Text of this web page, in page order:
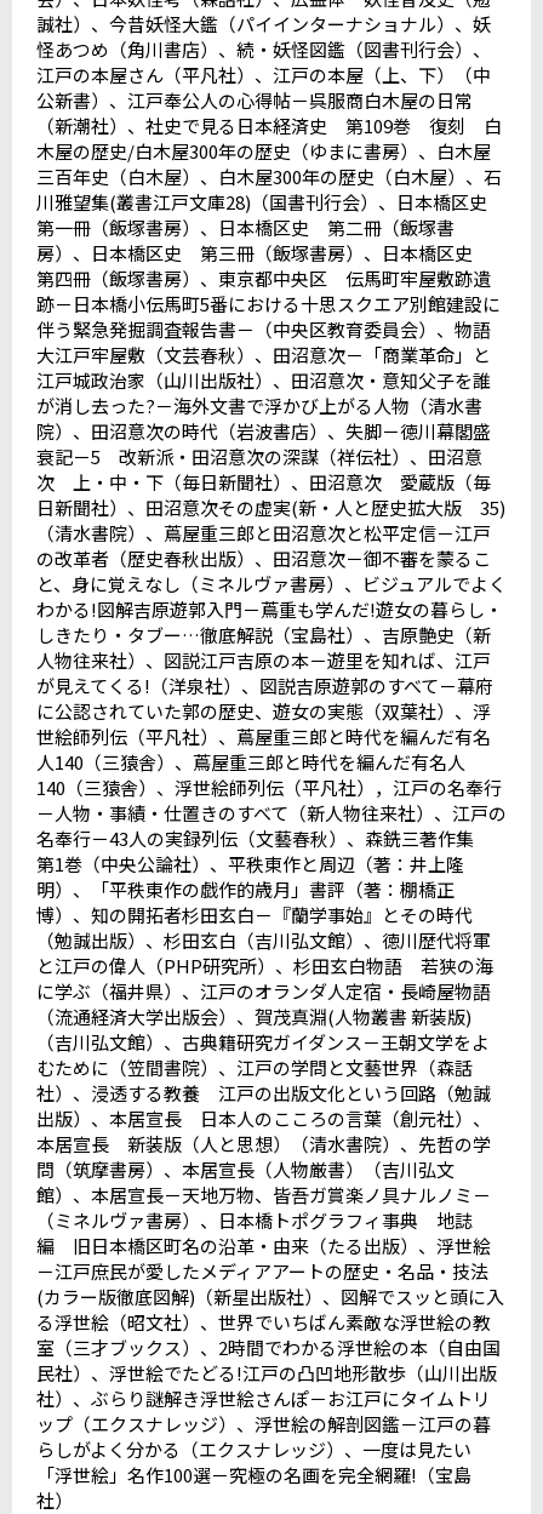
誠社）、今昔妖怪大鑑（パイインターナショナル）、妖
怪あつめ（角川書店）、続・妖怪図鑑（図書刊行会）、
江戸の本屋さん（平凡社）、江戸の本屋（上、下）（中
公新書）、江戸奉公人の心得帖－呉服商白木屋の日常
（新潮社）、社史で見る日本経済史 第109巻 復刻 白
木屋の歴史/白木屋300年の歴史（ゆまに書房）、白木屋
三百年史（白木屋）、白木屋300年の歴史（白木屋）、石
川雅望集(叢書江戸文庫28) （国書刊行会）、日本橋区史
第一冊（飯塚書房）、日本橋区史 第二冊（飯塚書
房）、日本橋区史 第三冊（飯塚書房）、日本橋区史
第四冊（飯塚書房）、東京都中央区 伝馬町牢屋敷跡遺
跡－日本橋小伝馬町5番における十思スクエア別館建設に
伴う緊急発掘調査報告書－（中央区教育委員会）、物語
大江戸牢屋敷（文芸春秋）、田沼意次－「商業革命」と
江戸城政治家（山川出版社）、田沼意次・意知父子を誰
が消し去った?－海外文書で浮かび上がる人物（清水書
院）、田沼意次の時代（岩波書店）、失脚－徳川幕閣盛
衰記－5 改新派・田沼意次の深謀（祥伝社）、田沼意
次 上・中・下（毎日新聞社）、田沼意次 愛蔵版（毎
日新聞社）、田沼意次その虚実(新・人と歴史拡大版 35)
（清水書院）、蔦屋重三郎と田沼意次と松平定信－江戸
の改革者（歴史春秋出版）、田沼意次－御不審を蒙るこ
と、身に覚えなし（ミネルヴァ書房）、ビジュアルでよく
わかる!図解吉原遊郭入門－蔦重も学んだ!遊女の暮らし・
しきたり・タブー…徹底解説（宝島社）、吉原艶史（新
人物往来社）、図説江戸吉原の本－遊里を知れば、江戸
が見えてくる! （洋泉社）、図説吉原遊郭のすべて－幕府
に公認されていた郭の歴史、遊女の実態（双葉社）、浮
世絵師列伝（平凡社）、蔦屋重三郎と時代を編んだ有名
人140 （三猿舎）、蔦屋重三郎と時代を編んだ有名人
140 （三猿舎）、浮世絵師列伝（平凡社），江戸の名奉行
－人物・事績・仕置きのすべて（新人物往来社）、江戸の
名奉行－43人の実録列伝（文藝春秋）、森銑三著作集
第1巻（中央公論社）、平秩東作と周辺（著：井上隆
明）、「平秩東作の戯作的歳月」書評（著：棚橋正
博）、知の開拓者杉田玄白－『蘭学事始』とその時代
（勉誠出版）、杉田玄白（吉川弘文館）、徳川歴代将軍
と江戸の偉人（PHP研究所）、杉田玄白物語 若狭の海
に学ぶ（福井県）、江戸のオランダ人定宿・長崎屋物語
（流通経済大学出版会）、賀茂真淵(人物叢書 新装版)
（吉川弘文館）、古典籍研究ガイダンス－王朝文学をよ
むために（笠間書院）、江戸の学問と文藝世界（森話
社）、浸透する教養 江戸の出版文化という回路（勉誠
出版）、本居宣長 日本人のこころの言葉（創元社）、
本居宣長 新装版（人と思想）（清水書院）、先哲の学
問（筑摩書房）、本居宣長（人物厳書）（吉川弘文
館）、本居宣長－天地万物、皆吾ガ賞楽ノ具ナルノミ－
（ミネルヴァ書房）、日本橋トポグラフィ事典 地誌
編 旧日本橋区町名の沿革・由来（たる出版）、浮世絵
－江戸庶民が愛したメディアアートの歴史・名品・技法
(カラー版徹底図解) （新星出版社）、図解でスッと頭に入
る浮世絵（昭文社）、世界でいちばん素敵な浮世絵の教
室（三才ブックス）、 2時間でわかる浮世絵の本（自由国
民社）、浮世絵でたどる!江戸の凸凹地形散歩（山川出版
社）、ぶらり謎解き浮世絵さんぽ－お江戸にタイムトリ
ップ（エクスナレッジ）、浮世絵の解剖図鑑－江戸の暮
らしがよく分かる（エクスナレッジ）、一度は見たい
「浮世絵」名作100選－究極の名画を完全網羅! （宝島
社）